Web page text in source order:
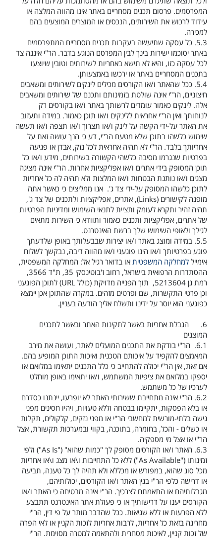
המפרסמים. פרסום תכנים מסחריים באתר אינו מהווה המלצה או
עידוד לרכוש את השירותים, הנכסים או המוצרים המוצעים בהם
למכירה.
5.3. כל עסקה שתיעשה בעקבות תכנים מסחריים המתפרסמים
באתר יסוכמו ישירות בינך לבין המפרסם הנוגע בדבר. הר"י איננה צד
לכל עסקה כזו, והיא לא תישא באחריות לשירותים וטובין שיוצעו
בתכנים המסחריים באתר או ירכשו באמצעותן.
5.4. ככל שהאתר ו/או הקורסים מכילים לינקים לשירותים ומשאבים
חיצוניים, הר"י אינה שולטת בזמינותם ותכנם של שירותים ומשאבים
אלה. לינקים כאמור עומדים לרשותך באתר ו/או בקורסים רק
לנוחותך ואין הר"י אחראית ללינקים ו/או תוכן כאמור. במידה ותעזוב
את האתר על-ידי הקשה על לינק ו/או תצרוך ו/או תצפה ו/או תעשה
שימוש כלשהו בתוכן שלא מטעם הר"י, דע כי הנך עושה זאת על
אחריותך בלבד. הר"י לא תהיה אחראית לכל נזק, אבדן או פגיעה
בפרטיות שנגרמו מסיבה כלשהי הקשורה בשירותים, מידע ו/או כל
תוכן המסופק בידי אתרים ו/או אפליקציות אחרות. הר"י אינה מציגה
מצגים ו/או נותנת הבטחות ו/או המלצות ולא תהיה לה כל אחריות
לתוכן כלשהו המסופק על-ידי צד ג'. אנו ממליצים כי כאשר אתה
מופנה לקישורים (Links), אתרים, אפליקציות ולתכנים של צד ג',
תהיה זהיר ותקרא לעומק ותציית לתנאי השימוש ומדיניות הפרטיות
של אתרים, אפליקציות ותכנים כאמור ותוודא כי השירות מתאים
לגילך ולאופי השימוש שלך ברשת האינטרנט.
5.5. במידה ומוצג באתר ו/או יצירות שבבעלותך באופן שלדעתך
פוגע בפרטיותך ו/או הינו פוגעני ו/או מהווה דיבה, נבקשך לשלוח
אימייל למחלקה המשפטית או בדואר רגיל אל: המחלקה המשפטית,
ההסתדרות הרפואית בישראל, רחוב ז'בוטינסקי 35, ת"ד 3566,
רמת גן 5213604,
תוך הפנייה מדויקת (כולל URL) לתוכן הפוגעני
וכן פרטי התקשרות, שם ופרטים מזהים. במקרה שהתוכן אכן יימצא
כפוגעני הוא יוסר על ידינו ותשלח אליך הודעה בעניין.
6.
הגבלת אחריות באשר לתקינות האתר ובאשר לתכנים
המוצגים
6.1.
הר"י בודקת את התכנים המועלים לאתר, ועושה את מירב
המאמצים להקפיד על איכותם הטכנית ואיכות התוכן המופיע בהם.
אם זאת, אין הר"י יכולה להתחייב כי כלל התכנים יתאימו במלואם או
יספקו במלואם את ציפיות המשתמש, ו/או יתאימו באופן מוחלט
לערכיו של כל משתמש.
6.2. הר"י אינה מתחייבת ששירותי האתר לא יופרעו, יינתנו כסדרם
או בלא הפסקות, יתקיימו בבטחה וללא טעויות, ויהיו חסינים מפני
גישה בלתי-מורשית למחשבי הר"י או מפני נזקים, קלקולים, תקלות
או כשלים - והכל, בחומרה, בתוכנה, בקווי ובמערכות תקשורת, אצל
הר"י או אצל מי מספקיה.
6.3. האתר ו/או הקורסים מסופק לך "כמות שהוא" ("As Is") ולפי
זמינותו ("As Available") ללא כל התחייבות ו\או מצג ו\או אחריות
מכל סוג שהוא, במפורש או מכללא ולא תהיה לך כל טענה, תביעה
או דרישה כלפי הר"י בגין האתר ו/או הקורסים, יכולותיהם,
מגבלותיהם או התאמתם לצרכיך. הר"י אינה מבטיחה כי האתר ו/או
הקורסים יענו על דרישותיך או כי פעולת אתר האינטרנט תתבצע
ללא הפרעות או ללא שגיאות. ככל שהדבר מותר על פי דין, הר"י
מחריגה בזאת כל אחריות, לרבות אחריות לזכות הקניין או לאי הפרה
של זכות קניין, לאיכות מסחרית ולהתאמה למטרה מסוימת. הר"י